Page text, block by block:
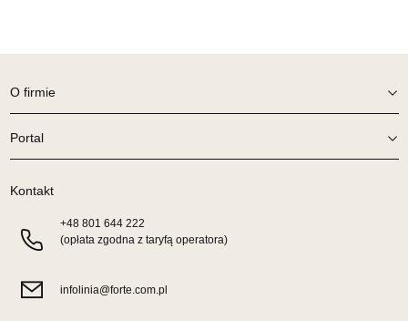
SALON MEBLOWY ORION
UL.KILIŃSZCZAKÓW 43
Nr tel.67-3873822
Adres e-mail:
Pn-Pt: 10:00-18:00, Sb: 10:00-14:00
O firmie
Portal
Kontakt
+48 801 644 222
(opłata zgodna z taryfą operatora)
infolinia@forte.com.pl